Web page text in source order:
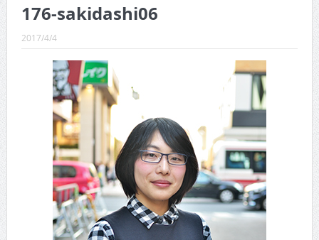
CINEMA×STYLE 289号
CINEMA×STYLE 287号
CINEMA×STYLE 286号
CINEMA×STYLE 285号
CINEMA×STYLE 294号
176-sakidashi06
2017/4/4